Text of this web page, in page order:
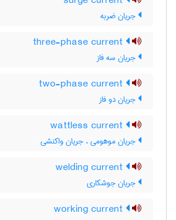
جریان ضربه
جریان سه فاز
جریان دو فاز
جریان موهومی ، جریان واکنشی
جریان جوشکاری